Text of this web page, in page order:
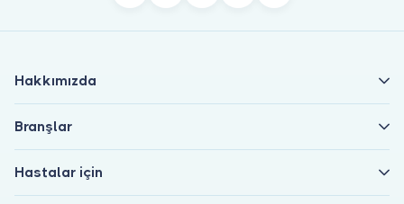
Hakkımızda
Branşlar
Hastalar için